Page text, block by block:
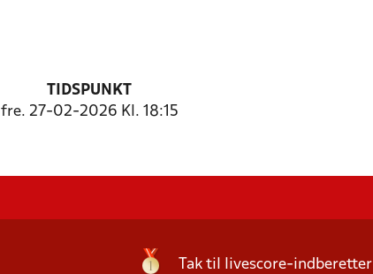
TIDSPUNKT
fre. 27-02-2026 Kl. 18:15
Tak til livescore-indberetter